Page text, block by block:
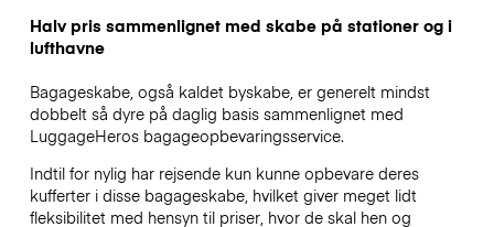
Halv pris sammenlignet med skabe på stationer og i
lufthavne
Bagageskabe, også kaldet byskabe, er generelt mindst
dobbelt så dyre på daglig basis sammenlignet med
LuggageHeros bagageopbevaringsservice.
Indtil for nylig har rejsende kun kunne opbevare deres
kufferter i disse bagageskabe, hvilket giver meget lidt
fleksibilitet med hensyn til priser, hvor de skal hen og